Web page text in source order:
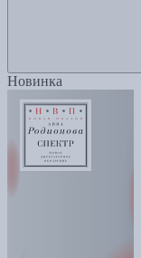
Новинка